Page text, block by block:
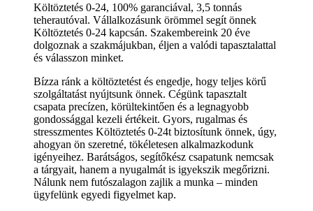
Költöztetés 0-24, 100% garanciával, 3,5 tonnás
teherautóval. Vállalkozásunk örömmel segít önnek
Költöztetés 0-24 kapcsán. Szakembereink 20 éve
dolgoznak a szakmájukban, éljen a valódi tapasztalattal
és válasszon minket.
Bízza ránk a költöztetést és engedje, hogy teljes körű
szolgáltatást nyújtsunk önnek. Cégünk tapasztalt
csapata precízen, körültekintően és a legnagyobb
gondossággal kezeli értékeit. Gyors, rugalmas és
stresszmentes Költöztetés 0-24t biztosítunk önnek, úgy,
ahogyan ön szeretné, tökéletesen alkalmazkodunk
igényeihez. Barátságos, segítőkész csapatunk nemcsak
a tárgyait, hanem a nyugalmát is igyekszik megőrizni.
Nálunk nem futószalagon zajlik a munka – minden
ügyfelünk egyedi figyelmet kap.